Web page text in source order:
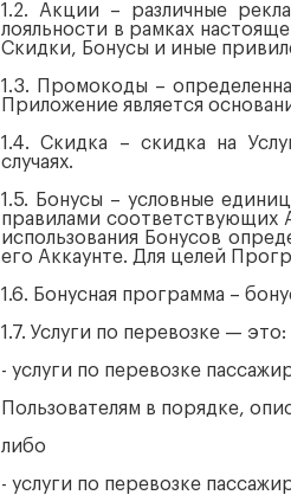
1.2. Акции – различные
лояльности в рамках
Скидки, Бонусы и иные
1.3. Промокоды –
Приложение является
1.4. Скидка – скидка на
случаях.
1.5. Бонусы – условные
правилами соответствующих
использования Бонусов
его Аккаунте. Для целей
1.6. Бонусная программа –
1.7. Услуги по перевозке — это:
- услуги по перевозке
Пользователям в порядке,
либо
- услуги по перевозке